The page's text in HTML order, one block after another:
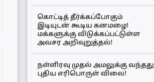
கொட்டித் தீர்க்கப்போகும்
இடியுடன் கூடிய கனமழை!
மக்களுக்கு விடுக்கப்பட்டுள்ள
அவசர அறிவுறுத்தல்!
நள்ளிரவு முதல் அமலுக்கு வந்தது
புதிய எரிபொருள் விலை!